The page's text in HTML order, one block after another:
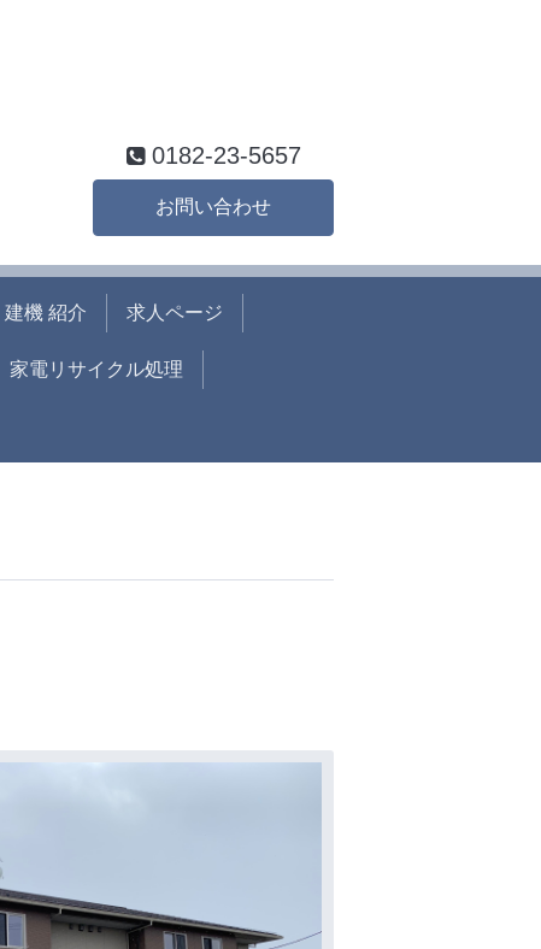
0182-23-5657
お問い合わせ
建機 紹介 求人ページ
家電リサイクル処理